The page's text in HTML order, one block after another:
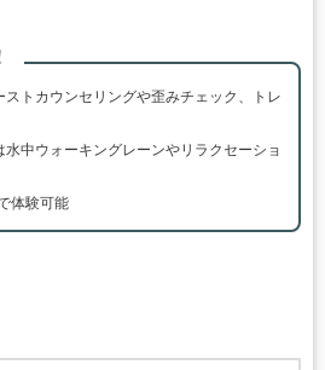
トカウンセリングや歪みチェック、トレ
中ウォーキングレーンやリラクセーショ
体験可能